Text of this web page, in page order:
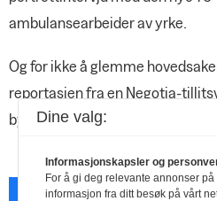
ambulansearbeider av yrke.
Og for ikke å glemme
reportasjen fra en Negotia-
bygge opp gatebarn i Uganda.
Facebook X Skriv ut
Dine valg:
Informasjonskapsler og
For å gi deg relevante annonser
informasjon fra ditt besøk på vårt